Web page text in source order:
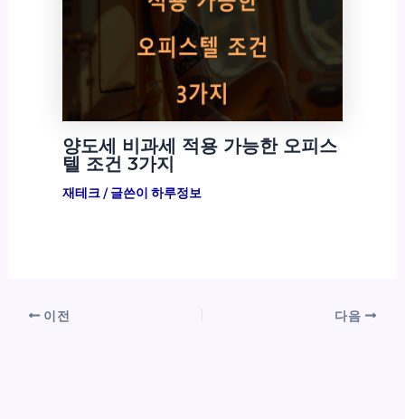
양도세 비과세 적용 가능한 오피스
텔 조건 3가지
재테크/ 글쓴이 하루정보
이전 다음